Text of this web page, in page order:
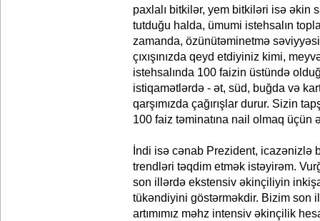
paxlalı bitkilər, yem bitkiləri isə əkin
tutduğu halda, ümumi istehsalın
zamanda, özünütəminetmə
çıxışınızda qeyd etdiyiniz kimi,
istehsalında 100 faizin üstündə
istiqamətlərdə - ət, süd, buğda və
qarşımızda çağırışlar durur. Sizin
100 faiz təminatına nail olmaq üçün
İndi isə cənab Prezident, icazənizlə
trendləri təqdim etmək istəyirəm.
son illərdə ekstensiv əkinçiliyin
tükəndiyini göstərməkdir. Bizim son
artımımız məhz intensiv əkinçilik